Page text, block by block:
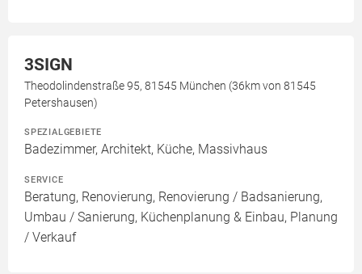
3SIGN
Theodolindenstraße 95, 81545 München (36km von 81545
Petershausen)
SPEZIALGEBIETE
Badezimmer, Architekt, Küche, Massivhaus
SERVICE
Beratung, Renovierung, Renovierung / Badsanierung,
Umbau / Sanierung, Küchenplanung & Einbau, Planung
/ Verkauf